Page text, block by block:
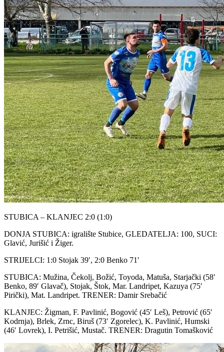
STUBICA – KLANJEC 2:0 (1:0)
DONJA STUBICA: igralište Stubice, GLEDATELJA: 100, SUCI:
Glavić, Jurišić i Žiger.
STRIJELCI: 1:0 Stojak 39′, 2:0 Benko 71′
STUBICA: Mužina, Čekolj, Božić, Toyoda, Matuša, Starjački (58′
Benko, 89′ Glavač), Stojak, Štok, Mar. Landripet, Kazuya (75′
Pirički), Mat. Landripet. TRENER: Damir Srebačić
KLANJEC: Žigman, F. Pavlinić, Bogović (45′ Leš), Petrović (65′
Kodrnja), Brlek, Zrnc, Biruš (73′ Zgorelec), K. Pavlinić, Humski
(46′ Lovrek), I. Petrišić, Mustač. TRENER: Dragutin Tomašković